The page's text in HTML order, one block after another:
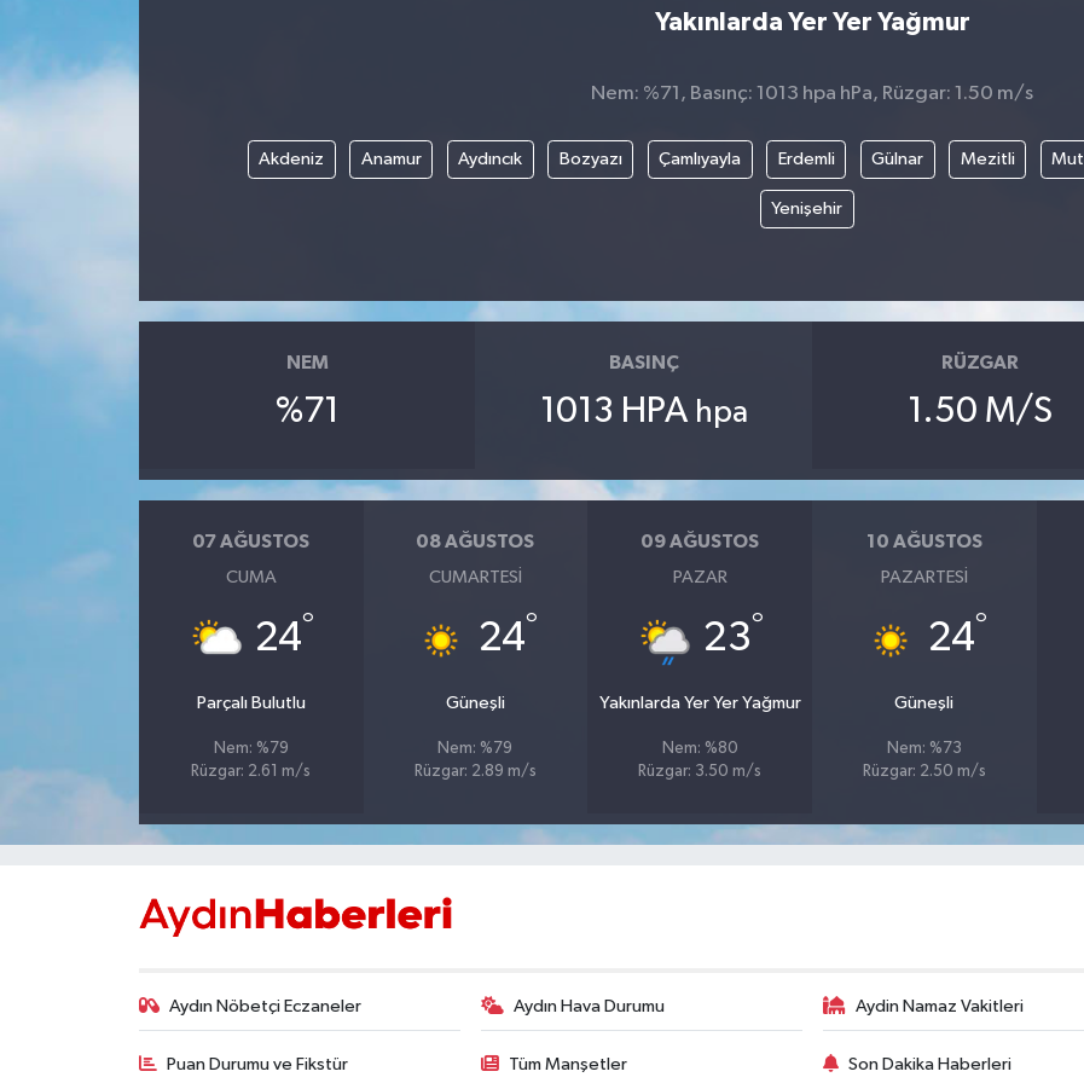
Yakınlarda Yer Yer Yağmur
Nem: %71, Basınç: 1013 hpa hPa, Rüzgar: 1.50 m/s
Akdeniz Anamur Aydıncık Bozyazı Çamlıyayla Erdemli Gülnar Mezitli Mut
Yenişehir
NEM
%71
BASINÇ
1013 HPA hpa
RÜZGAR
1.50 M/S
07 AĞUSTOS
CUMA
24°
Parçalı Bulutlu
Nem: %79
Rüzgar: 2.61 m/s
08 AĞUSTOS
CUMARTESI
24°
Güneşli
Nem: %79
Rüzgar: 2.89 m/s
09 AĞUSTOS
PAZAR
23°
Yakınlarda Yer Yer Yağmur
Nem: %80
Rüzgar: 3.50 m/s
10 AĞUSTOS
PAZARTESI
24°
Güneşli
Nem: %73
Rüzgar: 2.50 m/s
Aydın Nöbetçi Eczaneler Aydın Hava Durumu Aydin Namaz Vakitleri
Puan Durumu ve Fikstür Tüm Manşetler Son Dakika Haberleri
DÜNYA
KÜLTÜR SANAT
ŞİRKET HABERLERİ
SİYASET